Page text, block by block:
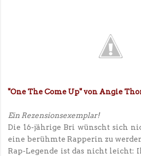
"One The Come Up" von Angie
Ein Rezensionsexemplar!
Die 16-jährige Bri wünscht sich
eine berühmte Rapperin zu
Rap-Legende ist das nicht leicht: